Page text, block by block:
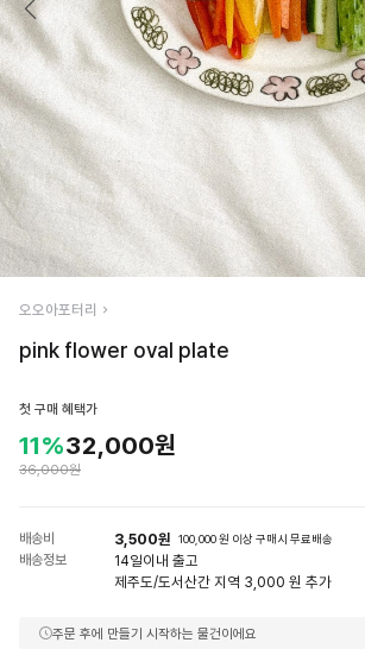
오오아포터리
pink flower oval plate
첫 구매 혜택가
11%32,000원
36,000원
배송비 3,500원 100,000 원 이상 구매시 무료배송
배송정보 14일이내 출고
제주도/도서산간 지역 3,000 원 추가
주문 후에 만들기 시작하는 물건이에요